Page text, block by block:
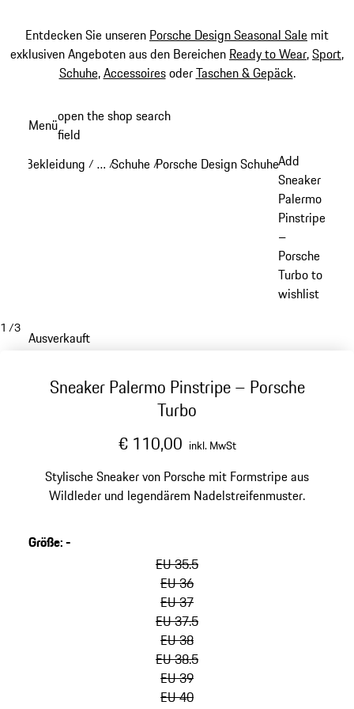
Entdecken Sie unseren Porsche Design Seasonal Sale mit
exklusiven Angeboten aus den Bereichen Ready to Wear,Sport,
Schuhe,AccessoiresoderTaschen & Gepäck.
Hauptinhalt
Menüopen the shop search
field
Bekleidung / …
Reveal collapsed breadcrumb items
/Schuhe /Porsche Design Schuhe/
Add
Sneaker
Palermo
Pinstripe
–
Porsche
Turbo to
wishlist
1 /3
Ausverkauft
Sneaker Palermo Pinstripe – Porsche
Turbo
€ 110,00 inkl. MwSt
Stylische Sneaker von Porsche mit Formstripe aus
Wildleder und legendärem Nadelstreifenmuster.
Größe:-
EU 35.5
EU 36
EU 37
EU 37.5
EU 38
EU 38.5
EU 39
EU 40